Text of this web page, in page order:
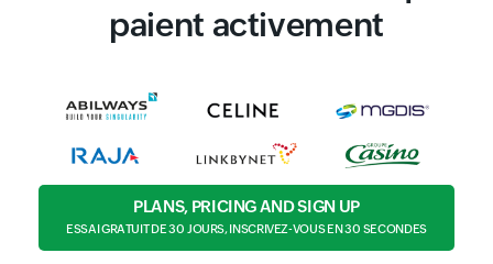
paient activement
PLANS, PRICING AND SIGN UP
ESSAI GRATUIT DE 30 JOURS, INSCRIVEZ-VOUS EN 30 SECONDES